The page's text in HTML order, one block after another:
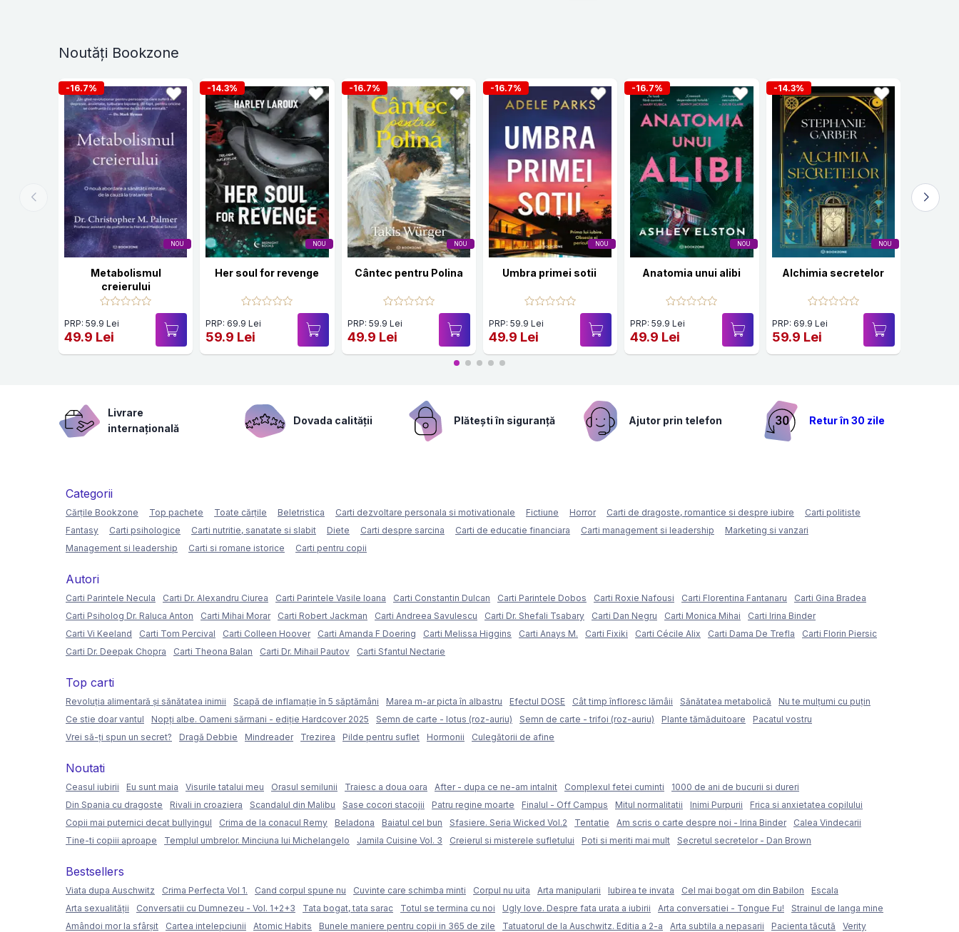
Noutăți Bookzone
NOU
-16.7%
Metabolismul
creierului
PRP: 59.9 Lei
49.9 Lei
NOU
-14.3%
Her soul for revenge
PRP: 69.9 Lei
59.9 Lei
NOU
-16.7%
Cântec pentru Polina
PRP: 59.9 Lei
49.9 Lei
NOU
-16.7%
Umbra primei sotii
PRP: 59.9 Lei
49.9 Lei
NOU
-16.7%
Anatomia unui alibi
PRP: 59.9 Lei
49.9 Lei
NOU
-14.3%
Alchimia secretelor
PRP: 69.9 Lei
59.9 Lei
Livrare
internațională
Dovada calității Plătești în siguranță Ajutor prin telefon Retur în 30 zile
Categorii
Cărțile Bookzone Top pachete Toate cărțile Beletristica Carti dezvoltare personala si motivationale Fictiune Horror Carti de dragoste, romantice si despre iubire
Carti politiste
Fantasy
Carti psihologice Carti nutritie, sanatate si slabit Diete Carti despre sarcina Carti de educatie financiara Carti management si leadership
Marketing si vanzari
Management si leadership
Carti si romane istorice Carti pentru copii
Autori
Carti Parintele Necula Carti Dr. Alexandru Ciurea Carti Parintele Vasile Ioana Carti Constantin Dulcan Carti Parintele Dobos Carti Roxie Nafousi Carti Florentina Fantanaru
Carti Gina Bradea
Carti Psiholog Dr. Raluca Anton
Carti Mihai Morar Carti Robert Jackman Carti Andreea Savulescu Carti Dr. Shefali Tsabary Carti Dan Negru Carti Monica Mihai
Carti Irina Binder
Carti Vi Keeland
Carti Tom Percival Carti Colleen Hoover Carti Amanda F Doering Carti Melissa Higgins Carti Anays M. Carti Fixiki Carti Cécile Alix Carti Dama De Trefla
Carti Florin Piersic
Carti Dr. Deepak Chopra
Carti Theona Balan Carti Dr. Mihail Pautov Carti Sfantul Nectarie
Top carti
Revoluția alimentară și sănătatea inimii Scapă de inflamație în 5 săptămâni Marea m-ar picta în albastru Efectul DOSE Cât timp înfloresc lămâii Sănătatea metabolică
Nu te mulțumi cu puțin
Ce stie doar vantul
Nopți albe. Oameni sărmani - ediție Hardcover 2025 Semn de carte - lotus (roz-auriu) Semn de carte - trifoi (roz-auriu) Plante tămăduitoare
Pacatul vostru
Vrei să-ți spun un secret?
Dragă Debbie Mindreader Trezirea Pilde pentru suflet Hormonii Culegătorii de afine
Noutati
Ceasul iubirii Eu sunt maia Visurile tatalui meu Orasul semilunii Traiesc a doua oara After - dupa ce ne-am intalnit Complexul fetei cuminti
1000 de ani de bucurii si dureri
Din Spania cu dragoste
Rivali in croaziera Scandalul din Malibu Sase cocori stacojii Patru regine moarte Finalul - Off Campus Mitul normalitatii Inimi Purpurii
Frica si anxietatea copilului
Copii mai puternici decat bullyingul
Crima de la conacul Remy Beladona Baiatul cel bun Sfasiere. Seria Wicked Vol.2 Tentatie Am scris o carte despre noi - Irina Binder
Calea Vindecarii
Tine-ti copiii aproape
Templul umbrelor. Minciuna lui Michelangelo Jamila Cuisine Vol. 3 Creierul si misterele sufletului Poti si meriti mai mult Secretul secretelor - Dan Brown
Bestsellers
Viata dupa Auschwitz Crima Perfecta Vol 1. Cand corpul spune nu Cuvinte care schimba minti Corpul nu uita Arta manipularii Iubirea te invata Cel mai bogat om din Babilon
Escala
Arta sexualității
Conversatii cu Dumnezeu - Vol. 1+2+3 Tata bogat, tata sarac Totul se termina cu noi Ugly love. Despre fata urata a iubirii Arta conversatiei - Tongue Fu!
Strainul de langa mine
Amândoi mor la sfârșit
Cartea intelepciunii Atomic Habits Bunele maniere pentru copii in 365 de zile Tatuatorul de la Auschwitz. Editia a 2-a Arta subtila a nepasarii Pacienta tăcută Verity